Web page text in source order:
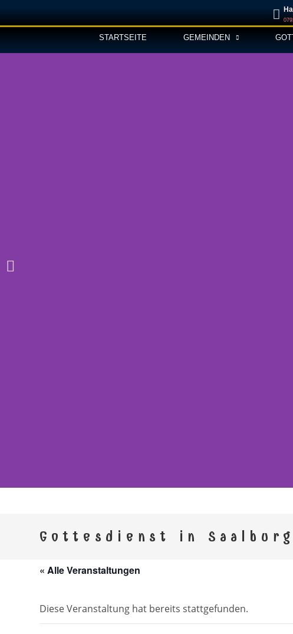
STARTSEITE GEMEINDEN
Kirchspiel
Gemeinden Ebersdorf, Remptendorf, Saalburg,
Gottesdienst in Saalburg
« Alle Veranstaltungen
Diese Veranstaltung hat bereits stattgefunden.